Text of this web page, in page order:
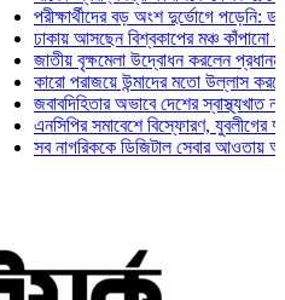
পরীক্ষার্থীদের বড় অংশ দুর্ভোগে পড়েনি: ড.
ঢাকায় আসছেন বিশ্বকাপের মঞ্চ কাঁপানো সেই
জাতীয় বৃক্ষমেলা উদ্বোধন করলেন প্রধানমন্ত্রী
কারো পরাজয়ে উন্মাদের মতো উল্লাস করতে হয়
জবাবদিহিতার অভাবে দেশের স্বাস্থ্যখাত নানা
এনসিপির সমাবেশে বিস্ফোরণ, যুবলীগের দুই
সব নাগরিককে ডিজিটাল সেবার আওতায় আনতে